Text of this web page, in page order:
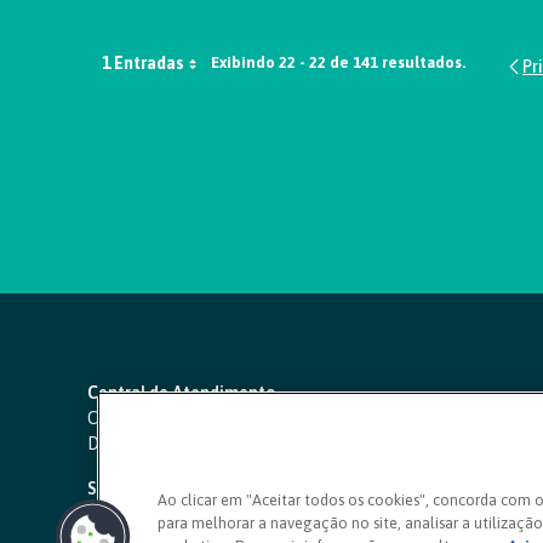
1 Entradas Exibindo 22 - 22 de 141 resultados.
Central de Atendimento
Capitais e regiões metropolitanas:
Demais localidades:
SAC 24 horas
Ouvidoria
Ao clicar em "Aceitar todos os cookies", concorda com
para melhorar a navegação no site, analisar a